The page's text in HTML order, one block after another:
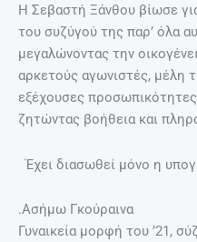
Η Σεβαστή Ξάνθου βίωσε
του συζύγού της παρ’ όλα
μεγαλώνοντας την
αρκετούς αγωνιστές, μέλη
εξέχουσες
ζητώντας βοήθεια και
Έχει διασωθεί μόνο η
.Ασήμω Γκούραινα
Γυναικεία μορφή του ’21,